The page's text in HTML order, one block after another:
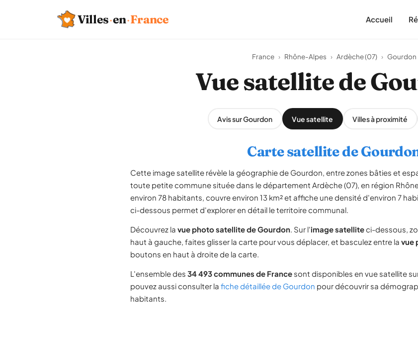
Villes·en·France Accueil
France › Rhône-Alpes › Ardèche (07) › Gourdon
Vue satellite de
Avis sur Gourdon Vue satellite Villes à proximité
Carte satellite de
Cette image satellite révèle la géographie de Gourdon, entre zones bâties et
toute petite commune située dans le département Ardèche (07), en région
environ 78 habitants, couvre environ 13 km² et affiche une densité d'environ 7
ci-dessous permet d'explorer en détail le territoire communal.
Découvrez la vue photo satellite de Gourdon. Sur l'image satelliteci-dessous,
haut à gauche, faites glisser la carte pour vous déplacer, et basculez entre la vue
boutons en haut à droite de la carte.
L'ensemble des 34 493 communes de France sont disponibles en vue satellite
pouvez aussi consulter la fiche détaillée de Gourdon pour découvrir sa
habitants.